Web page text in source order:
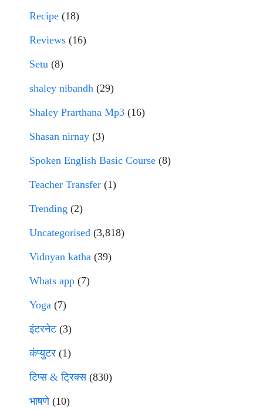
Recipe (18)
Reviews (16)
Setu (8)
shaley nibandh (29)
Shaley Prarthana Mp3 (16)
Shasan nirnay (3)
Spoken English Basic Course (8)
Teacher Transfer (1)
Trending (2)
Uncategorised (3,818)
Vidnyan katha (39)
Whats app (7)
Yoga (7)
इंटरनेट(3)
कंप्युटर (1)
टिप्स & ट्रिक्स(830)
भाषणे(10)